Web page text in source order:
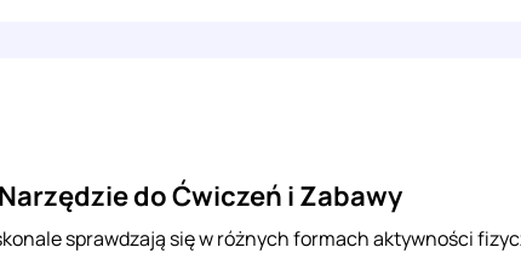
do Ćwiczeń i Zabawy
sprawdzają się w różnych formach aktywności